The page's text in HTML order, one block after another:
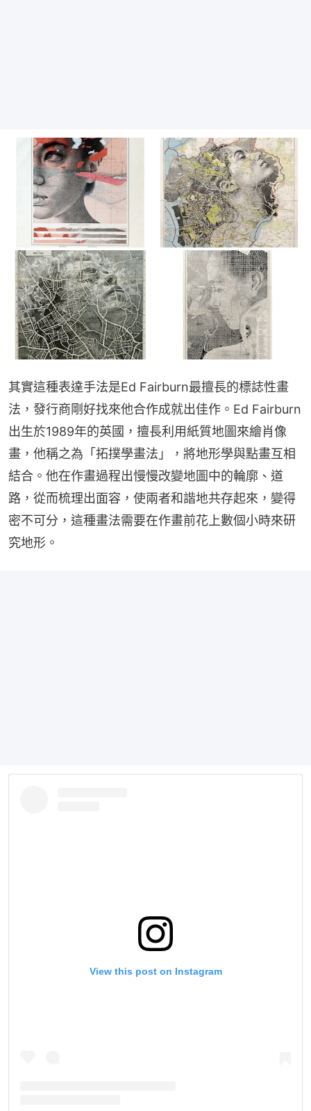
其實這種表達手法是Ed Fairburn最擅長的標誌性畫
法，發行商剛好找來他合作成就出佳作。Ed Fairburn
出生於1989年的英國，擅長利用紙質地圖來繪肖像
畫，他稱之為「拓撲學畫法」，將地形學與點畫互相
結合。他在作畫過程出慢慢改變地圖中的輪廓、道
路，從而梳理出面容，使兩者和諧地共存起來，變得
密不可分，這種畫法需要在作畫前花上數個小時來研
究地形。
View this post on Instagram